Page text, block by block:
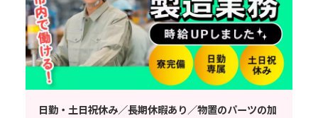
日勤・土日祝休み／長期休暇あり／物置のパーツの加